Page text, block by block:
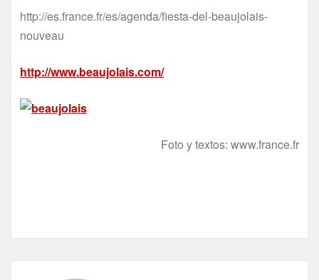
http://es.france.fr/es/agenda/fiesta-del-beaujolais-
nouveau
http://www.beaujolais.com/
Foto y textos: www.france.fr